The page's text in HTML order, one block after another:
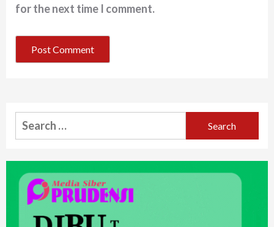
for the next time I comment.